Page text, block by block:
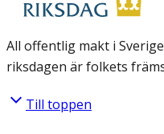
All offentlig makt i
riksdagen är folkets
Till toppen